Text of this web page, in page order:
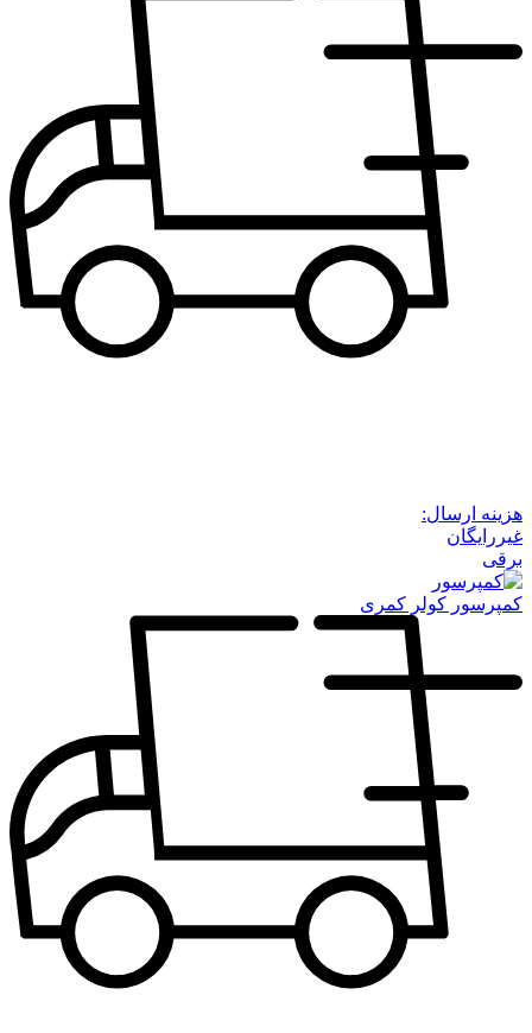
هزینه ارسال:
غیررایگان
برقی
کمپرسور کولر کمری